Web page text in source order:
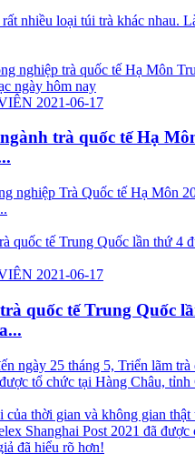
nhiều loại túi trà khác nhau.
2021-06-17
trà quốc tế Hạ
nghiệp Trà Quốc tế Hạ Môn
2021-06-17
quốc tế Trung Quốc
ngày 25 tháng 5, Triển lãm
tổ chức tại Hàng Châu, tỉnh